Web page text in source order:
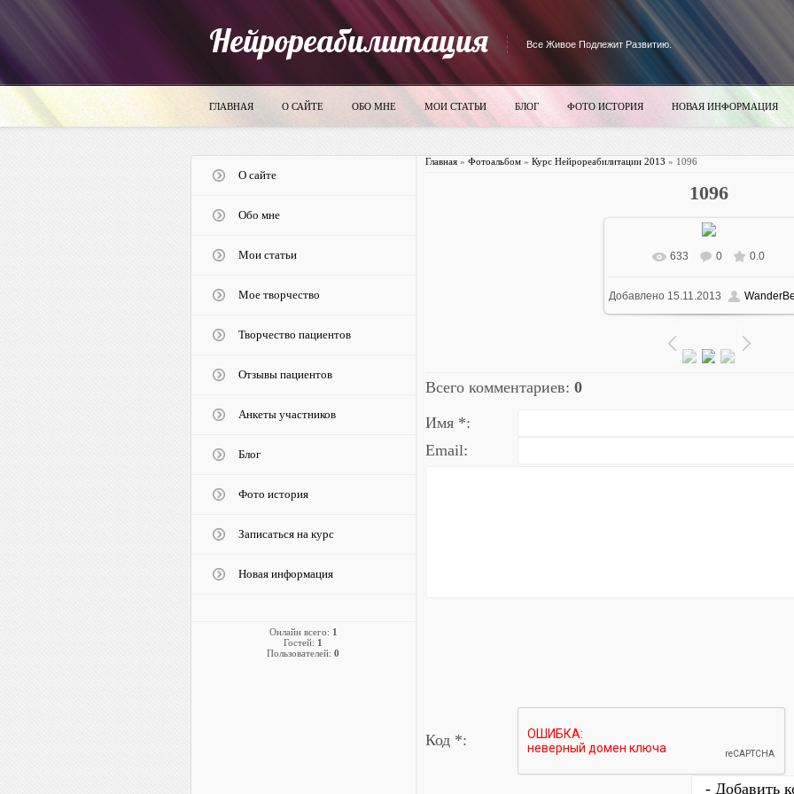
Нейрореабилитация Все Живое Подлежит Развитию.
ГЛАВНАЯ О САЙТЕ ОБО МНЕ МОИ СТАТЬИ БЛОГ ФОТО ИСТОРИЯ НОВАЯ ИНФОРМАЦИЯ
О сайте
Обо мне
Мои статьи
Мое творчество
Творчество пациентов
Отзывы пациентов
Анкеты участников
Блог
Фото история
Записаться на курс
Новая информация
Онлайн всего: 1
Гостей: 1
Пользователей: 0
Главная» Фотоальбом» Курс Нейрореабилитации 2013 » 1096
1096
В реальном размере 700x525
97.8Kb
633 0 0.0
Добавлено 15.11.2013
Всего комментариев: 0
Имя *:
Email:
Код *: